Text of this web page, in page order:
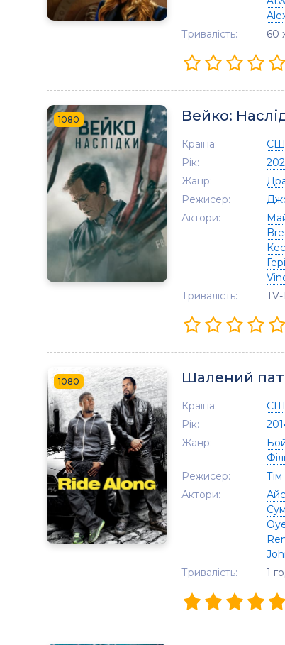
Тривалість:
60
1080 Вейко:
Країна:
Рік:
Жанр:
Режисер:
Актори:
Тривалість:
TV-
1080 Шалений
Країна:
Рік:
Жанр:
Режисер:
Тім
Актори:
Тривалість:
1